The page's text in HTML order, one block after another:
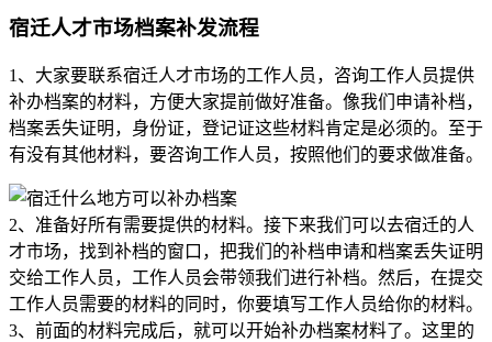
宿迁人才市场档案补发流程
1、大家要联系宿迁人才市场的工作人员，咨询工作人员提供
补办档案的材料，方便大家提前做好准备。像我们申请补档，
档案丢失证明，身份证，登记证这些材料肯定是必须的。至于
有没有其他材料，要咨询工作人员，按照他们的要求做准备。
2、准备好所有需要提供的材料。接下来我们可以去宿迁的人
才市场，找到补档的窗口，把我们的补档申请和档案丢失证明
交给工作人员，工作人员会带领我们进行补档。然后，在提交
工作人员需要的材料的同时，你要填写工作人员给你的材料。
3、前面的材料完成后，就可以开始补办档案材料了。这里的